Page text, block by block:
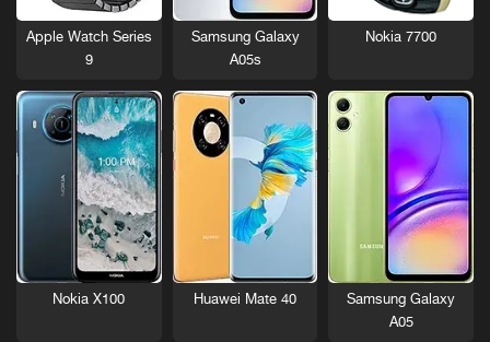
Nokia 7700
Samsung Galaxy
A05s
Apple Watch Series
9
Samsung Galaxy
A05
Huawei Mate 40
Nokia X100